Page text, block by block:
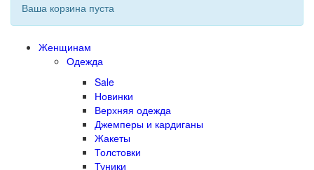
Ваша корзина пуста
Женщинам
Одежда
Sale
Новинки
Верхняя одежда
Джемперы и кардиганы
Жакеты
Толстовки
Туники